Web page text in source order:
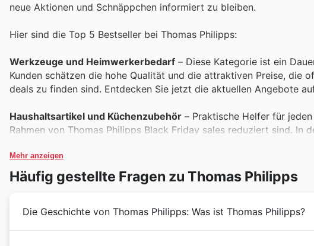
neue Aktionen und Schnäppchen informiert zu bleiben.
Hier sind die Top 5 Bestseller bei Thomas Philipps:
Werkzeuge und Heimwerkerbedarf – Diese Kategorie ist ein
Kunden schätzen die hohe Qualität und die attraktiven Preise, die
deals zu finden sind. Entdecken Sie jetzt die aktuellen Angebote
Haushaltsartikel und Küchenzubehör – Praktische Helfer für
Rahmen von Thomas Philipps Black Friday sales reduziert sind.
Gartengeräte und Zubehör– Für Gartenliebhaber sind dies die
Philipps deals günstiger erhältlich sind. Die breite Palette an
Mehr anzeigen
Häufig gestellte Fragen zu Thomas Philipps
Die Geschichte von Thomas Philipps: Was ist Thomas Philipps?